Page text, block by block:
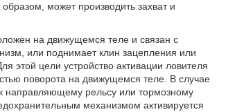
может производить захват и
на движущемся теле и связан с
или поднимает клин зацепления или
этой цели устройство активации ловителя
поворота на движущемся теле. В случае
направляющему рельсу или тормозному
механизмом активируется